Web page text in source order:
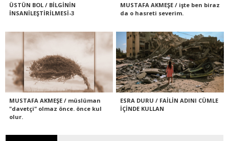
ÜSTÜN BOL / BİLGİNİN
İNSANİLEŞTİRİLMESİ-3
MUSTAFA AKMEŞE / işte ben biraz
da o hasreti severim.
MUSTAFA AKMEŞE / müslüman
"davetçi" olmaz önce. önce kul
olur.
ESRA DURU / FAİLİN ADINI CÜMLE
İÇİNDE KULLAN